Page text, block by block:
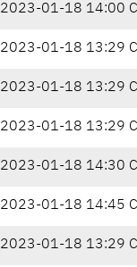
2023-01-18 14:00
2023-01-18 13:29
2023-01-18 13:29
2023-01-18 13:29
2023-01-18 14:30
2023-01-18 14:45
2023-01-18 13:29